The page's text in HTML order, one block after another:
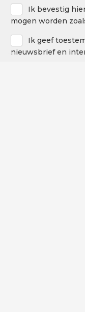
Privacy
Policy
Ik bevestig
mogen worden
Newsletter
Ik geef
nieuwsbrief en